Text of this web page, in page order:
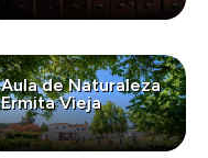
Aula de Naturaleza
Ermita Vieja